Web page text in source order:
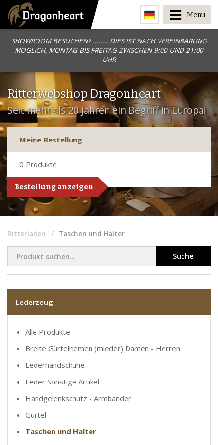
SHOWROOM BESUCHEN? .........DIES IST NACH VEREINBARUNG
MÖGLICH, MONTAG BIS FREITAG ZWISCHEN 9:00 UND 21:00
UHR
Menu
Ritterwebshop Dragonheart
Seit mehr als 20 Jahren ein Begriff in Europa!
Meine Bestellung
0 Produkte
Bestellung anzeigen
Ritterladen Taschen und Halter
Suche
Lederzeug
Alle Produkte
Breite Gürtelriemen (mieder) Damen - Herren
Lederhandschuhe
Leder Sonstige Artikel
Handgelenkschutz - Armbander
Gurtel
Taschen und Halter